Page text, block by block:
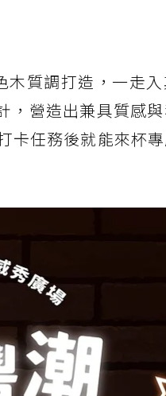
木質調打造，一走
，營造出兼具質感
卡任務後就能來杯